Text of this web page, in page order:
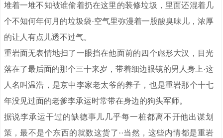
堆着一堆不知被谁偷着扔在这里的装修垃圾，里面还混着几
个不知何年何月的垃圾袋·空气里弥漫着一股酸臭味儿，浓厚
的让人有点儿透不过气。
重岩面无表情地扫了一眼挡在他面前的四个彪形大汉，目光
落在了最后面的那个三十来岁，带着细边眼镜的男人身上·这
人名叫温浩，是京中李家老太爷的养子，也是重岩那个十七
年没见过面的老爹李承运时常带在身边的狗头军师。
据说李承运干过的缺德事儿几乎每一桩都离不开他出谋划
策，最不是个东西的就数这货了··当然，这些内情都是重岩